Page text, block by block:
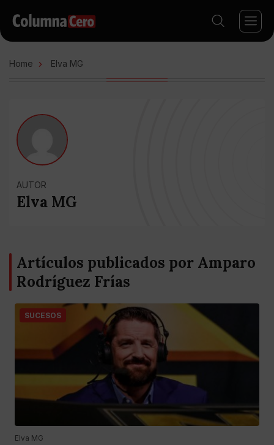
Home Elva MG
AUTOR
Elva MG
Artículos publicados por Amparo
Rodríguez Frías
SUCESOS
Elva MG